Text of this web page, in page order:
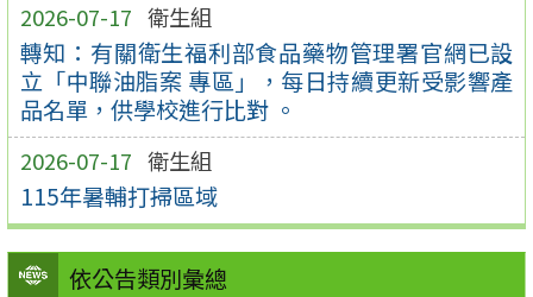
2026-07-17 衛生組
轉知：有關衛生福利部食品藥物管理署官網已設
立「中聯油脂案 專區」，每日持續更新受影響產
品名單，供學校進行比對 。
2026-07-17 衛生組
115年暑輔打掃區域
依公告類別彙總